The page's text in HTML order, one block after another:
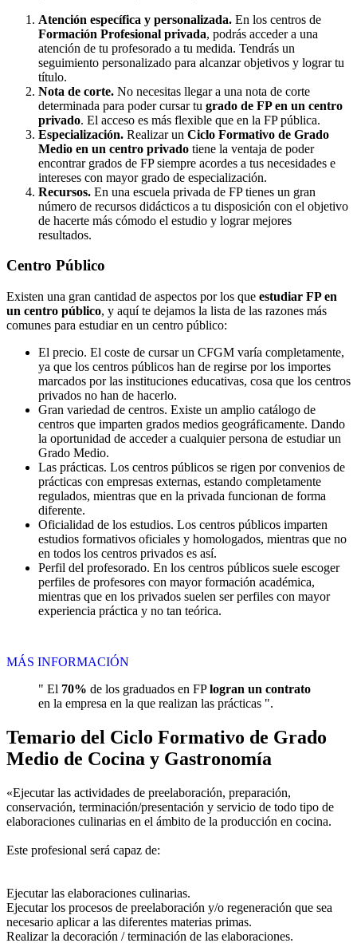
Atención específica y personalizada. En los centros de
Formación Profesional privada, podrás acceder a una
atención de tu profesorado a tu medida. Tendrás un
seguimiento personalizado para alcanzar objetivos y lograr tu
título.
Nota de corte. No necesitas llegar a una nota de corte
determinada para poder cursar tu grado de FP en un centro
privado. El acceso es más flexible que en la FP pública.
Especialización. Realizar un Ciclo Formativo de Grado
Medio en un centro privado tiene la ventaja de poder
encontrar grados de FP siempre acordes a tus necesidades e
intereses con mayor grado de especialización.
Recursos. En una escuela privada de FP tienes un gran
número de recursos didácticos a tu disposición con el objetivo
de hacerte más cómodo el estudio y lograr mejores
resultados.
Centro Público
Existen una gran cantidad de aspectos por los que estudiar FP en
un centro público, y aquí te dejamos la lista de las razones más
comunes para estudiar en un centro público:
El precio. El coste de cursar un CFGM varía completamente,
ya que los centros públicos han de regirse por los importes
marcados por las instituciones educativas, cosa que los centros
privados no han de hacerlo.
Gran variedad de centros. Existe un amplio catálogo de
centros que imparten grados medios geográficamente. Dando
la oportunidad de acceder a cualquier persona de estudiar un
Grado Medio.
Las prácticas. Los centros públicos se rigen por convenios de
prácticas con empresas externas, estando completamente
regulados, mientras que en la privada funcionan de forma
diferente.
Oficialidad de los estudios. Los centros públicos imparten
estudios formativos oficiales y homologados, mientras que no
en todos los centros privados es así.
Perfil del profesorado. En los centros públicos suele escoger
perfiles de profesores con mayor formación académica,
mientras que en los privados suelen ser perfiles con mayor
experiencia práctica y no tan teórica.
MÁS INFORMACIÓN
" El 70% de los graduados en FPlogran un contrato
en la empresa en la que realizan las prácticas ".
Temario del Ciclo Formativo de Grado
Medio de Cocina y Gastronomía
«Ejecutar las actividades de preelaboración, preparación,
conservación, terminación/presentación y servicio de todo tipo de
elaboraciones culinarias en el ámbito de la producción en cocina.
Este profesional será capaz de:
Ejecutar las elaboraciones culinarias.
Ejecutar los procesos de preelaboración y/o regeneración que sea
necesario aplicar a las diferentes materias primas.
Realizar la decoración / terminación de las elaboraciones.